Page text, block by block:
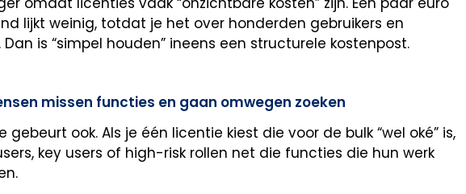
lijkt weinig, totdat je het over honderden gebruikers en
is “simpel houden” ineens een structurele kostenpost.
missen functies en gaan omwegen zoeken
ook. Als je één licentie kiest die voor de bulk “wel oké” is,
key users of high-risk rollen net die functies die hun werk